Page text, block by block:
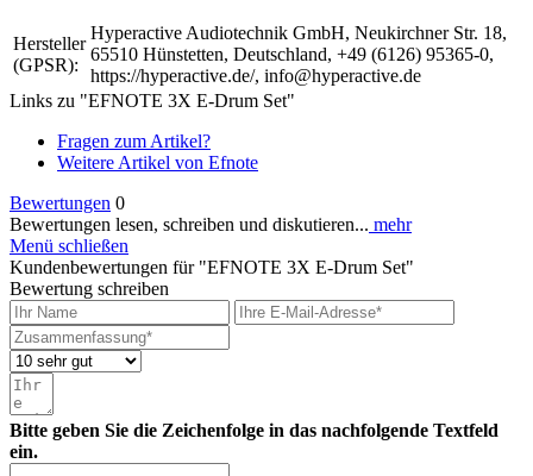
Hersteller
(GPSR):
Hyperactive Audiotechnik GmbH, Neukirchner Str. 18,
65510 Hünstetten, Deutschland, +49 (6126) 95365-0,
https://hyperactive.de/, info@hyperactive.de
Links zu "EFNOTE 3X E-Drum Set"
Fragen zum Artikel?
Weitere Artikel von Efnote
Bewertungen 0
Bewertungen lesen, schreiben und diskutieren... mehr
Menü schließen
Kundenbewertungen für "EFNOTE 3X E-Drum Set"
Bewertung schreiben
Bitte geben Sie die Zeichenfolge in das nachfolgende Textfeld
ein.